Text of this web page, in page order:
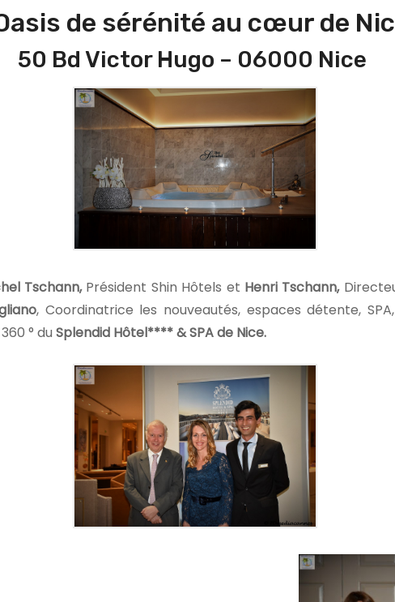
de sérénité au cœur de
50 Bd Victor Hugo – 06000 Nice
Tschann,Président Shin Hôtels et Henri Tschann,
, Coordinatrice les nouveautés, espaces détente,
° du Splendid Hôtel**** & SPA de Nice.